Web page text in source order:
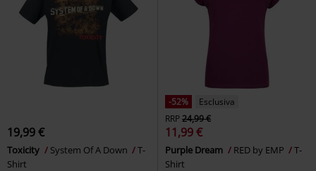
19,99 €
Toxicity System Of A Down
T-
Shirt
-52%
Esclusiva
RRP24,99 €
11,99 €
Purple Dream RED by EMP
T-
Shirt